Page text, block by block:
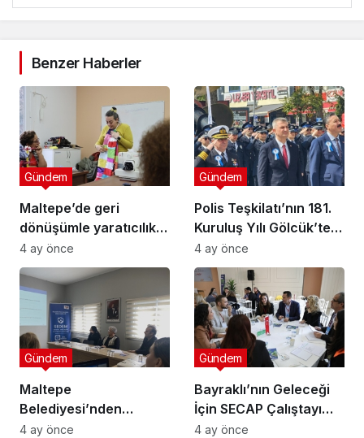
Benzer Haberler
Maltepe’de geri
dönüşümle yaratıcılık
buluştu
Gündem
4 ay önce
Polis Teşkilatı’nın 181.
Kuruluş Yılı Gölcük’te
Törenle Kutlandı
Gündem
4 ay önce
Maltepe
Belediyesi’nden
Muhtarlara Toplumsal
Gündem
4 ay önce
Bayraklı’nın Geleceği
İçin SECAP Çalıştayı
Düzenlendi
Gündem
4 ay önce